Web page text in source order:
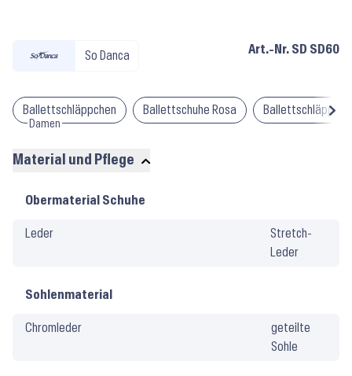
So Danca Art.-Nr. SD SD60
Ballettschläppchen
Damen
Ballettschuhe Rosa
Material und Pflege
Material
Pflege
Obermaterial Schuhe
Leder
Stretch-
Leder
Sohlenmaterial
Chromleder
geteilte
Sohle